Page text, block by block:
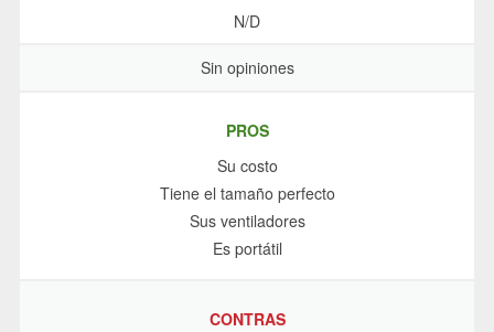
N/D
Sin opiniones
PROS
Su costo
Tiene el tamaño perfecto
Sus ventiladores
Es portátil
CONTRAS